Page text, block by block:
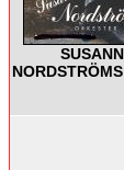
SUSANN